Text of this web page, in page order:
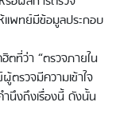
แพทย์มีข้อมูลประกอบ
ตที่ว่า “ตรวจภายใน
ตรวจมีความเข้าใจ
นึงถึงเรื่องนี้ ดังนั้น